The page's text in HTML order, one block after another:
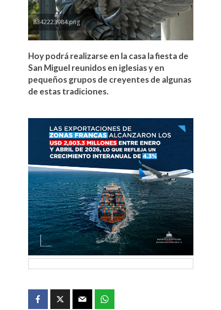
8342223984.png
Hoy podrá realizarse en la casa la fiesta de
San Miguel reunidos en iglesias y en
pequeños grupos de creyentes de algunas
de estas tradiciones.